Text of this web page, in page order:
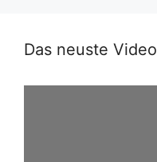
Das neuste Video